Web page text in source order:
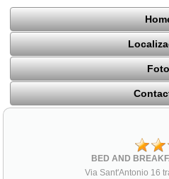
Foto
BED AND
Via Sant'Antonio 16